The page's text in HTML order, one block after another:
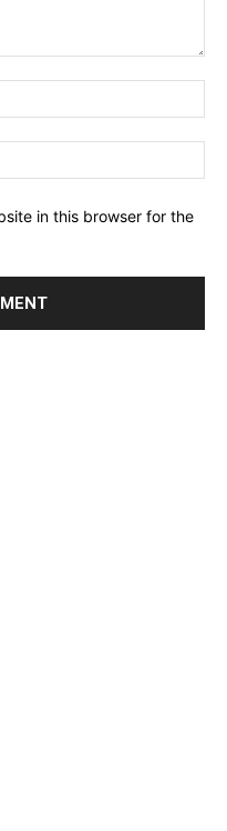
in this browser for the